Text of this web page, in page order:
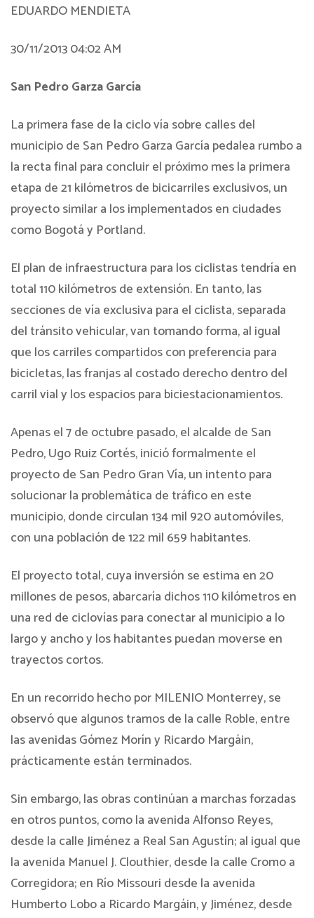
EDUARDO MENDIETA
30/11/2013 04:02 AM
San Pedro Garza García
La primera fase de la ciclo vía sobre calles del
municipio de San Pedro Garza García pedalea rumbo a
la recta final para concluir el próximo mes la primera
etapa de 21 kilómetros de bicicarriles exclusivos, un
proyecto similar a los implementados en ciudades
como Bogotá y Portland.
El plan de infraestructura para los ciclistas tendría en
total 110 kilómetros de extensión. En tanto, las
secciones de vía exclusiva para el ciclista, separada
del tránsito vehicular, van tomando forma, al igual
que los carriles compartidos con preferencia para
bicicletas, las franjas al costado derecho dentro del
carril vial y los espacios para biciestacionamientos.
Apenas el 7 de octubre pasado, el alcalde de San
Pedro, Ugo Ruiz Cortés, inició formalmente el
proyecto de San Pedro Gran Vía, un intento para
solucionar la problemática de tráfico en este
municipio, donde circulan 134 mil 920 automóviles,
con una población de 122 mil 659 habitantes.
El proyecto total, cuya inversión se estima en 20
millones de pesos, abarcaría dichos 110 kilómetros en
una red de ciclovías para conectar al municipio a lo
largo y ancho y los habitantes puedan moverse en
trayectos cortos.
En un recorrido hecho por MILENIO Monterrey, se
observó que algunos tramos de la calle Roble, entre
las avenidas Gómez Morín y Ricardo Margáin,
prácticamente están terminados.
Sin embargo, las obras continúan a marchas forzadas
en otros puntos, como la avenida Alfonso Reyes,
desde la calle Jiménez a Real San Agustín; al igual que
la avenida Manuel J. Clouthier, desde la calle Cromo a
Corregidora; en Río Missouri desde la avenida
Humberto Lobo a Ricardo Margáin, y Jiménez, desde